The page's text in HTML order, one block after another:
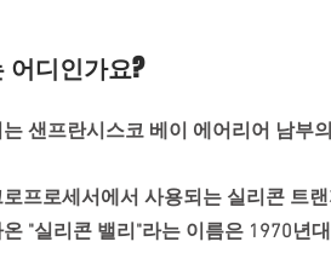
어디인가요?
샌프란시스코 베이 에어리어 남부
프로세서에서 사용되는 실리콘 트
"실리콘 밸리"라는 이름은 1970년